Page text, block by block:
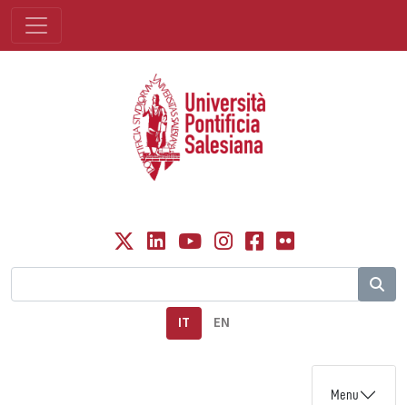
IT EN
Menu